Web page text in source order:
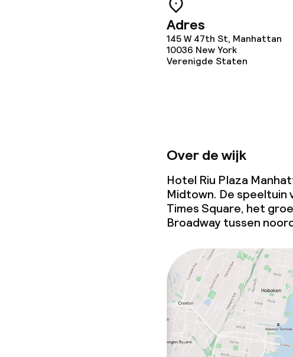
Adres
145 W 47th St, Manhattan
10036 New York
Verenigde Staten
Over de wijk
Hotel Riu Plaza
Midtown. De speeltuin
Times Square, het
Broadway tussen